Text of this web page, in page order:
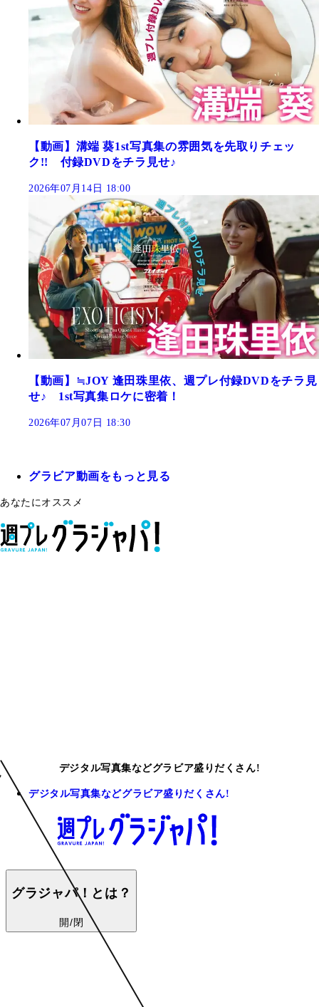
【動画】溝端 葵1st写真集の雰囲気を先取りチェッ
ク!! 付録DVDをチラ見せ♪
2026年07月14日 18:00
【動画】≒JOY 逢田珠里依、週プレ付録DVDをチラ見
せ♪ 1st写真集ロケに密着！
2026年07月07日 18:30
グラビア動画をもっと見る
あなたにオススメ
デジタル写真集などグラビア盛りだくさん!
デジタル写真集などグラビア盛りだくさん!
グラジャパ！とは？
開/閉